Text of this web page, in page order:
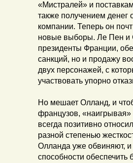
«Мистралей» и
также получением
компании. Теперь он
новые выборы. Ле Пен и
президенты Франции,
санкций, но и продажу
двух персонажей, с
участвовать упорно
Но мешает Олланд, и
французов,
всегда позитивно
разной степенью
Олланда уже обвиняют,
способности обеспечить